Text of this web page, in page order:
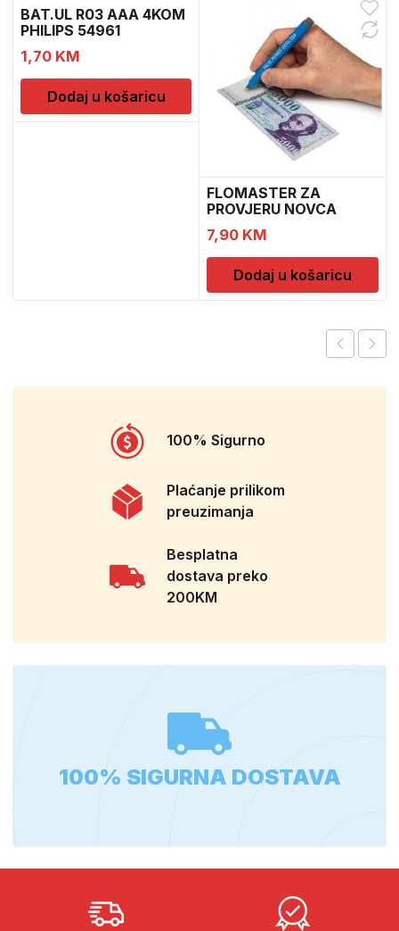
BAT.UL R03 AAA 4KOM
PHILIPS 54961
1,70 KM
Dodaj u košaricu
FLOMASTER ZA
PROVJERU NOVCA
SAFESCAN 30
7,90 KM
Dodaj u košaricu
100% Sigurno
Plaćanje prilikom
preuzimanja
Besplatna
dostava preko
200KM
100% SIGURNA DOSTAVA